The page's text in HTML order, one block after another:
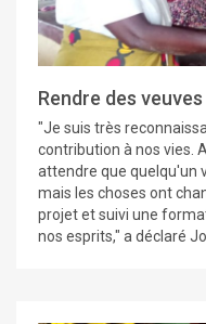
Rendre des
"Je suis très
contribution à nos vies.
attendre que quelqu'un
mais les choses ont
projet et suivi une
nos esprits," a déclaré